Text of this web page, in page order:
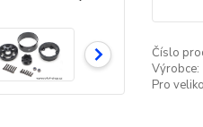
Číslo
Výrobce:
Pro